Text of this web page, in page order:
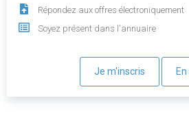
Répondez aux offres électroniquement
Soyez présent dans l'annuaire
Je m'inscris